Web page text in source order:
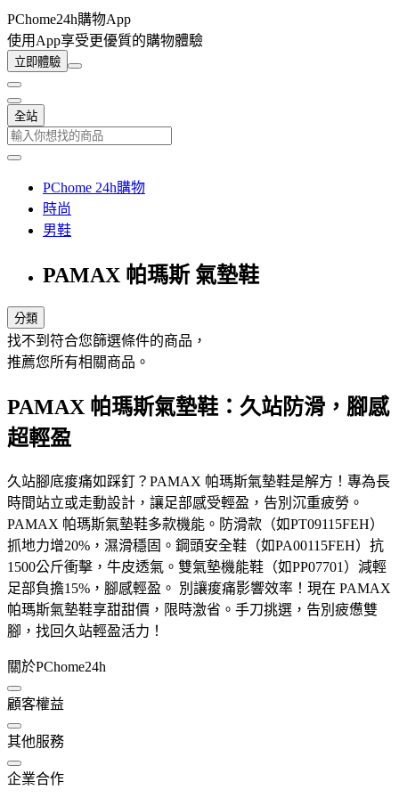
PChome24h購物App
使用App享受更優質的購物體驗
立即體驗
全站
PChome 24h購物
時尚
男鞋
PAMAX 帕瑪斯 氣墊鞋
分類
找不到符合您篩選條件的商品，
推薦您所有相關商品。
PAMAX 帕瑪斯氣墊鞋：久站防滑，腳感
超輕盈
久站腳底痠痛如踩釘？PAMAX 帕瑪斯氣墊鞋是解方！專為長
時間站立或走動設計，讓足部感受輕盈，告別沉重疲勞。
PAMAX 帕瑪斯氣墊鞋多款機能。防滑款（如PT09115FEH）
抓地力增20%，濕滑穩固。鋼頭安全鞋（如PA00115FEH）抗
1500公斤衝擊，牛皮透氣。雙氣墊機能鞋（如PP07701）減輕
足部負擔15%，腳感輕盈。 別讓痠痛影響效率！現在 PAMAX
帕瑪斯氣墊鞋享甜甜價，限時激省。手刀挑選，告別疲憊雙
腳，找回久站輕盈活力！
關於PChome24h
顧客權益
其他服務
企業合作